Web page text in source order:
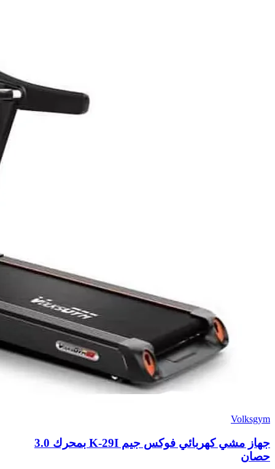
Volksgym
جهاز مشي كهربائي فوكس جيم K-29I بمحرك 3.0
حصان